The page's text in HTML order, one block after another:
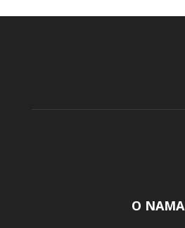
O NAMA